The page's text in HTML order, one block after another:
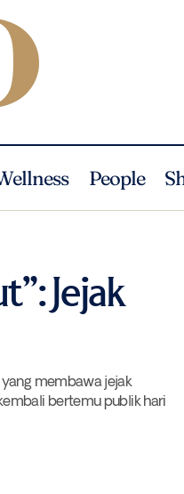
People
Jejak
membawa jejak
bertemu publik hari